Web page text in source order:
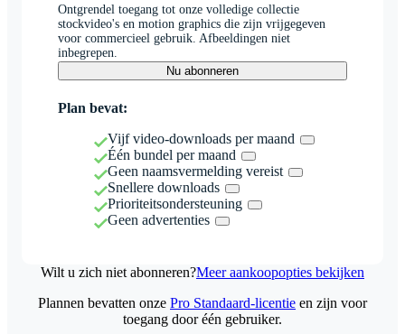
Ontgrendel toegang tot onze volledige collectie
stockvideo's en motion graphics die zijn vrijgegeven
voor commercieel gebruik. Afbeeldingen niet
inbegrepen.
Nu abonneren
Plan bevat:
Vijf video-downloads per maand
Één bundel per maand
Geen naamsvermelding vereist
Snellere downloads
Prioriteitsondersteuning
Geen advertenties
Wilt u zich niet abonneren?Meer aankoopopties bekijken
Plannen bevatten onze Pro Standaard-licentie en zijn voor
toegang door één gebruiker.